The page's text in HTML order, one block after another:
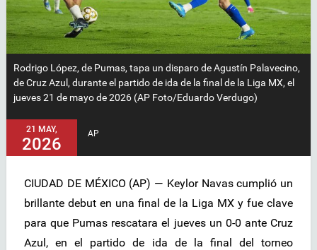
Rodrigo López, de Pumas, tapa un disparo de Agustín Palavecino,
de Cruz Azul, durante el partido de ida de la final de la Liga MX, el
jueves 21 de mayo de 2026 (AP Foto/Eduardo Verdugo)
21 MAY,
2026
AP
CIUDAD DE MÉXICO (AP) — Keylor Navas cumplió un
brillante debut en una final de la Liga MX y fue clave
para que Pumas rescatara el jueves un 0-0 ante Cruz
Azul, en el partido de ida de la final del torneo